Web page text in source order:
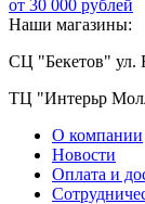
от 30 000 рублей
Наши магазины:
СЦ "Бекетов" ул.
ТЦ "Интерьр
О компании
Новости
Оплата и